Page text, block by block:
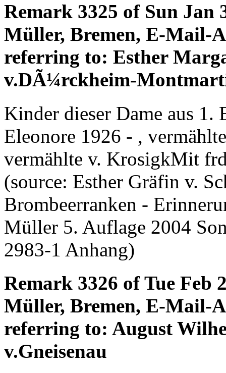
Remark 3325 of Sun Jan
Müller, Bremen, E-Mail-
referring to: Esther
v.DÃ¼rckheim-
Kinder dieser Dame aus
Eleonore 1926 - ,
vermählte v. KrosigkMit
(source: Esther Gräfin v.
Brombeerranken -
Müller 5. Auflage 2004
2983-1 Anhang)
Remark 3326 of Tue Feb
Müller, Bremen, E-Mail-
referring to: August
v.Gneisenau